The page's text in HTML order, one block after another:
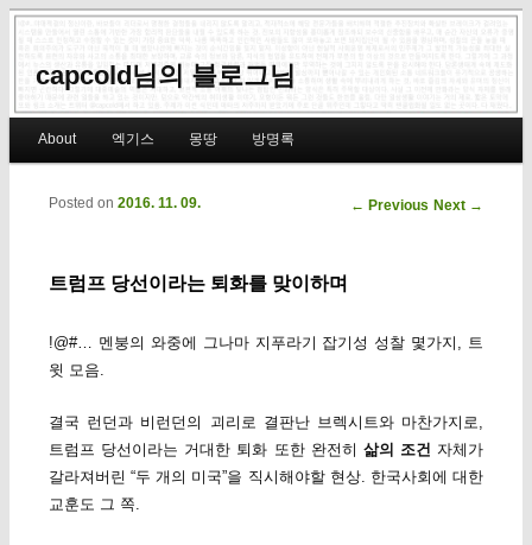
capcold님의 블로그님
Skip to primary content
Skip to secondary content
About 엑기스 몽땅 방명록
Post navigation
← Previous Next →
트럼프 당선이라는 퇴화를 맞이하며
Posted on 2016. 11. 09.
!@#… 멘붕의 와중에 그나마 지푸라기 잡기성 성찰 몇가지, 트
윗 모음.
결국 런던과 비런던의 괴리로 결판난 브렉시트와 마찬가지로,
트럼프 당선이라는 거대한 퇴화 또한 완전히 삶의 조건 자체가
갈라져버린 “두 개의 미국”을 직시해야할 현상. 한국사회에 대한
교훈도 그 쪽.